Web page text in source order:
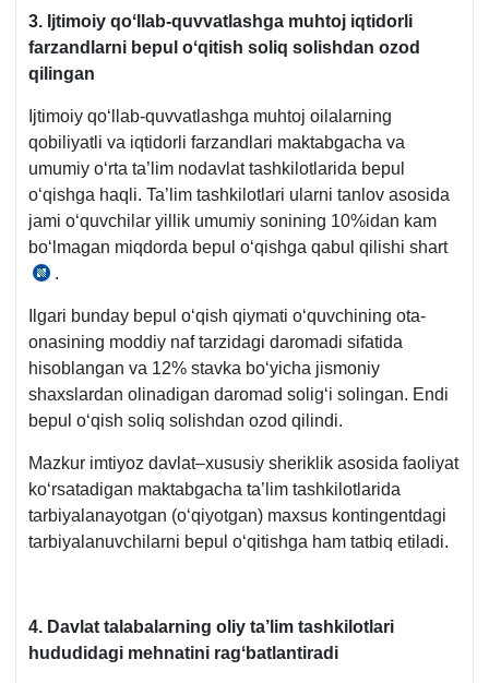
3. Ijtimoiy qoʻllab-quvvatlashga muhtoj iqtidorli
farzandlarni bepul oʻqitish soliq solishdan ozod
qilingan
Ijtimoiy qoʻllab-quvvatlashga muhtoj oilalarning
qobiliyatli va iqtidorli farzandlari maktabgacha va
umumiy oʻrta ta’lim nodavlat tashkilotlarida bepul
oʻqishga haqli. Ta’lim tashkilotlari ularni tanlov asosida
jami oʻquvchilar yillik umumiy sonining 10%idan kam
boʻlmagan miqdorda bepul oʻqishga qabul qilishi shart
Prezidentning
yildagi
qarori
.
Ilgari bunday bepul oʻqish qiymati oʻquvchining ota-
onasining moddiy naf tarzidagi daromadi sifatida
hisoblangan va 12% stavka boʻyicha jismoniy
shaхslardan olinadigan daromad soligʻi solingan. Endi
bepul oʻqish soliq solishdan ozod qilindi.
Mazkur imtiyoz davlat–хususiy sheriklik asosida faoliyat
koʻrsatadigan maktabgacha ta’lim tashkilotlarida
tarbiyalanayotgan (oʻqiyotgan) maхsus kontingentdagi
tarbiyalanuvchilarni bepul oʻqitishga ham tatbiq etiladi.
4. Davlat talabalarning oliy ta’lim tashkilotlari
hududidagi mehnatini ragʻbatlantiradi